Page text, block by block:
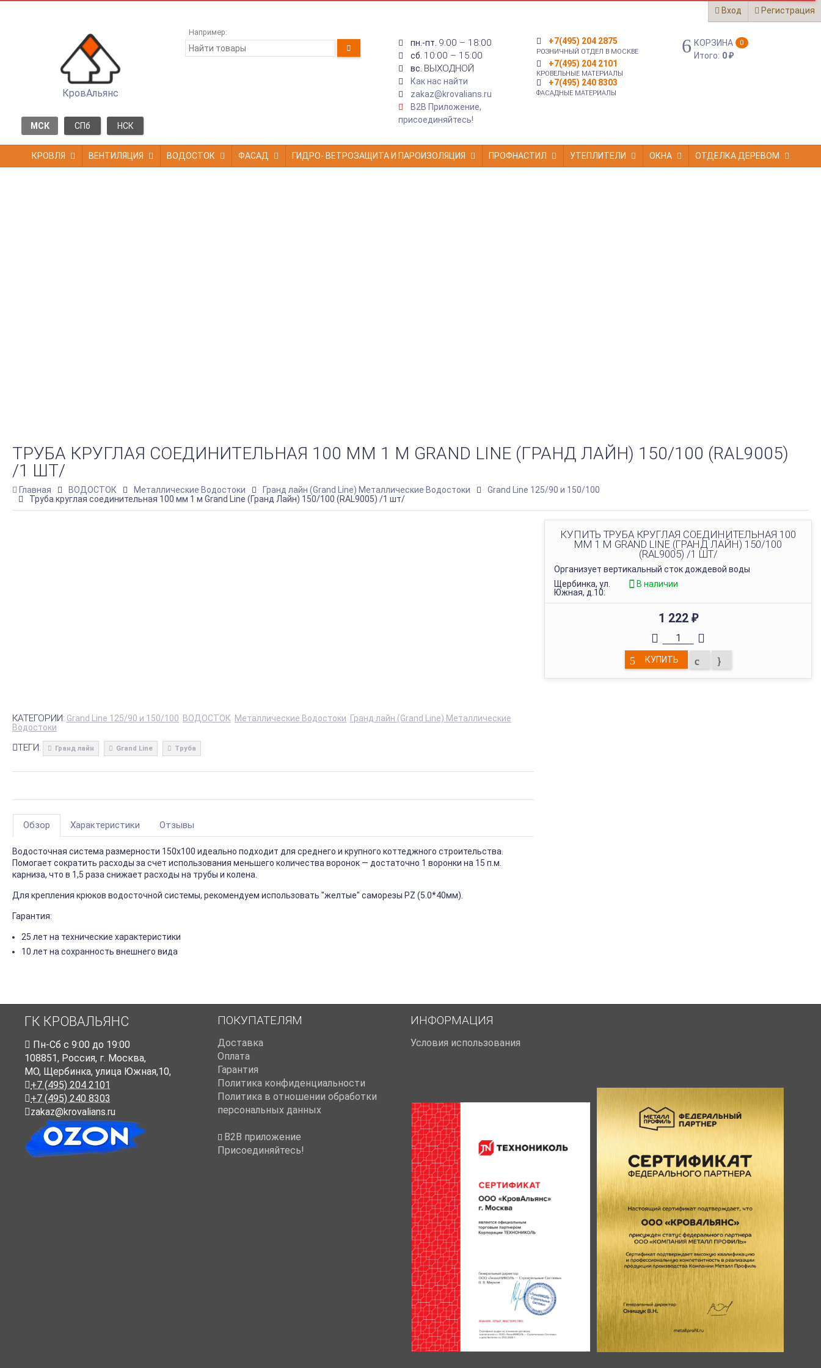
Вход Регистрация
КровАльянс
МСК СПб НСК
Например:
пн.-пт. 9:00 – 18:00
сб. 10:00 – 15:00
вс. ВЫХОДНОЙ
Как нас найти
zakaz@krovalians.ru
B2B Приложение,
присоединяйтесь!
+7(495) 204 2875
РОЗНИЧНЫЙ ОТДЕЛ В МОСКВЕ
+7(495) 204 2101
КРОВЕЛЬНЫЕ МАТЕРИАЛЫ
+7(495) 240 8303
ФАСАДНЫЕ МАТЕРИАЛЫ
КОРЗИНА 0
Итого: 0₽
КРОВЛЯ ВЕНТИЛЯЦИЯ ВОДОСТОК ФАСАД ГИДРО- ВЕТРОЗАЩИТА И ПАРОИЗОЛЯЦИЯ ПРОФНАСТИЛ УТЕПЛИТЕЛИ ОКНА ОТДЕЛКА ДЕРЕВОМ
ТРУБА КРУГЛАЯ СОЕДИНИТЕЛЬНАЯ 100 ММ 1 М GRAND LINE (ГРАНД ЛАЙН) 150/100 (RAL9005)
/1 ШТ/
Главная ВОДОСТОК Металлические Водостоки Гранд лайн (Grand Line) Металлические Водостоки
Grand Line 125/90 и 150/100
Труба круглая соединительная 100 мм 1 м Grand Line (Гранд Лайн) 150/100 (RAL9005) /1 шт/
КУПИТЬ ТРУБА КРУГЛАЯ СОЕДИНИТЕЛЬНАЯ 100
ММ 1 М GRAND LINE (ГРАНД ЛАЙН) 150/100
(RAL9005) /1 ШТ/
Организует вертикальный сток дождевой воды
Щербинка, ул.
Южная, д.10:
В наличии
1 222 ₽
КУПИТЬ
КАТЕГОРИИ: Grand Line 125/90 и 150/100 ВОДОСТОК Металлические Водостоки Гранд лайн (Grand Line) Металлические
Водостоки
ТЕГИ: Гранд лайн Grand Line Труба
Обзор Характеристики Отзывы
Водосточная система размерности 150х100 идеально подходит для среднего и крупного коттеджного строительства.
Помогает сократить расходы за счет использования меньшего количества воронок — достаточно 1 воронки на 15 п.м.
карниза, что в 1,5 раза снижает расходы на трубы и колена.
Для крепления крюков водосточной системы, рекомендуем использовать "желтые" саморезы PZ (5.0*40мм).
Гарантия:
25 лет на технические характеристики
10 лет на сохранность внешнего вида
ГК КРОВАЛЬЯНС
Пн-Cб с 9:00 до 19:00
108851, Россия, г. Москва,
МО, Щербинка, улица Южная,10,
+7 (495) 204 2101
+7 (495) 240 8303
zakaz@krovalians.ru
ПОКУПАТЕЛЯМ
Доставка
Оплата
Гарантия
Политика конфиденциальности
Политика в отношении обработки
персональных данных
B2B приложение
Присоединяйтесь!
ИНФОРМАЦИЯ
Условия использования